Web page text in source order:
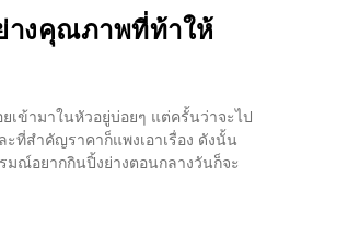
างคุณภาพที่ท้าให้
เข้ามาในหัวอยู่บ่อยๆ แต่ครั้นว่าจะไป
ที่สำคัญราคาก็แพงเอาเรื่อง ดังนั้น
ณ์อยากกินปิ้งย่างตอนกลางวันก็จะ